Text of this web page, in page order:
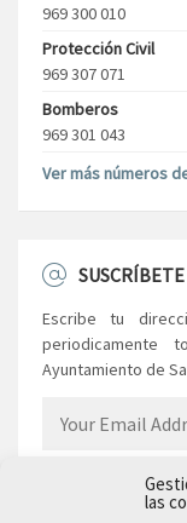
las
969 300 010
Protección Civil
969 307 071
Bomberos
969 301 043
Ver más números
Escribe tu
Ayuntamiento de